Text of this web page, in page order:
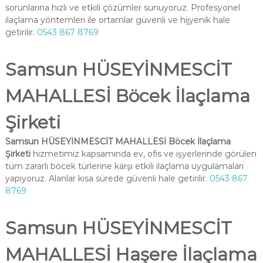
sorunlarına hızlı ve etkili çözümler sunuyoruz. Profesyonel
ilaçlama yöntemleri ile ortamlar güvenli ve hijyenik hale
getirilir. 0543 867 8769
Samsun HÜSEYİNMESCİT
MAHALLESİ Böcek İlaçlama
Şirketi
Samsun HÜSEYİNMESCİT MAHALLESİ Böcek İlaçlama
Şirketihizmetimiz kapsamında ev, ofis ve işyerlerinde görülen
tüm zararlı böcek türlerine karşı etkili ilaçlama uygulamaları
yapıyoruz. Alanlar kısa sürede güvenli hale getirilir. 0543 867
8769
Samsun HÜSEYİNMESCİT
MAHALLESİ Haşere İlaçlama